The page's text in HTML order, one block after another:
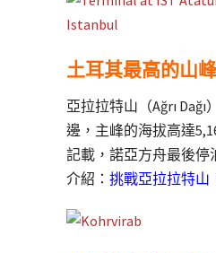
土耳其最高的山
亞拉拉特山（Ağrı
邊，主峰的海拔高達
記載，諾亞方舟最後停
介紹： 挑戰亞拉拉特山